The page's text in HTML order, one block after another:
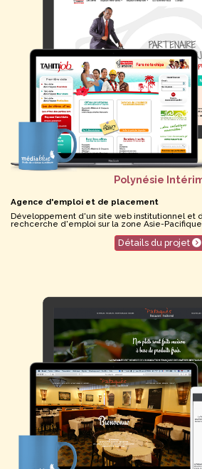
Polynésie
Agence d'emploi et de placement
Développement d'un site web institutionnel et
rechcerche d'emploi sur la zone Asie-Pacifique
Détails du projet